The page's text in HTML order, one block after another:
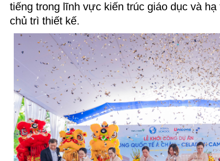
tiếng trong lĩnh vực kiến trúc giáo dục và
chủ trì thiết kế.